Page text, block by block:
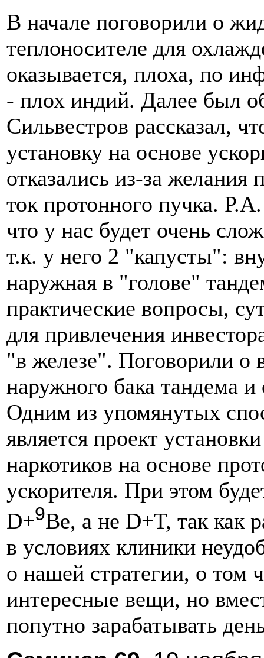
В начале поговорили о
теплоносителе для
оказывается, плоха, по
- плох индий. Далее был
Сильвестров рассказал,
установку на основе
отказались из-за
ток протонного пучка.
что у нас будет очень
т.к. у него 2 "капусты":
наружная в "голове"
практические вопросы,
для привлечения
"в железе". Поговорили о
наружного бака тандема и
Одним из упомянутых
является проект
наркотиков на основе
ускорителя. При этом
D+9Be, а не D+T, так как
в условиях клиники
о нашей стратегии, о том
интересные вещи, но
попутно зарабатывать